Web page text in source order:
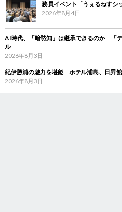
務員イベント「うぇるねすシ
2026年8月4日
AI時代、「暗黙知」は継承できるのか 「
ル
2026年8月3日
紀伊勝浦の魅力を堪能 ホテル浦島、日昇
2026年8月3日